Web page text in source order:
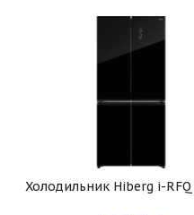
Холодильник Hiberg i-RFQ